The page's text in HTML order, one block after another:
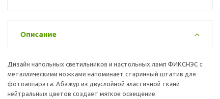
Описание
Дизайн напольных светильников и настольных ламп ФИКСНЭС с
металлическими ножками напоминает старинный штатив для
фотоаппарата. Абажур из двуслойной эластичной ткани
нейтральных цветов создает мягкое освещение.